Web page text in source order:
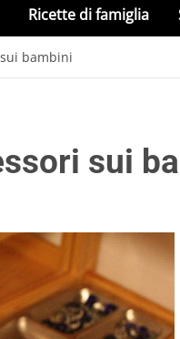
Ricette di famiglia
bambini
sui